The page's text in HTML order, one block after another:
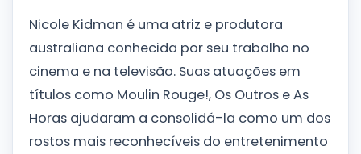
Nicole Kidman é uma atriz e produtora
australiana conhecida por seu trabalho no
cinema e na televisão. Suas atuações em
títulos como Moulin Rouge!, Os Outros e As
Horas ajudaram a consolidá-la como um dos
rostos mais reconhecíveis do entretenimento